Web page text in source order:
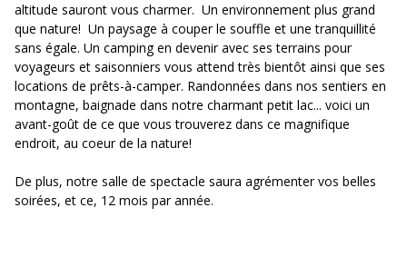
altitude sauront vous charmer. Un environnement plus grand
que nature! Un paysage à couper le souffle et une tranquillité
sans égale. Un camping en devenir avec ses terrains pour
voyageurs et saisonniers vous attend très bientôt ainsi que ses
locations de prêts-à-camper. Randonnées dans nos sentiers en
montagne, baignade dans notre charmant petit lac... voici un
avant-goût de ce que vous trouverez dans ce magnifique
endroit, au coeur de la nature!
De plus, notre salle de spectacle saura agrémenter vos belles
soirées, et ce, 12 mois par année.